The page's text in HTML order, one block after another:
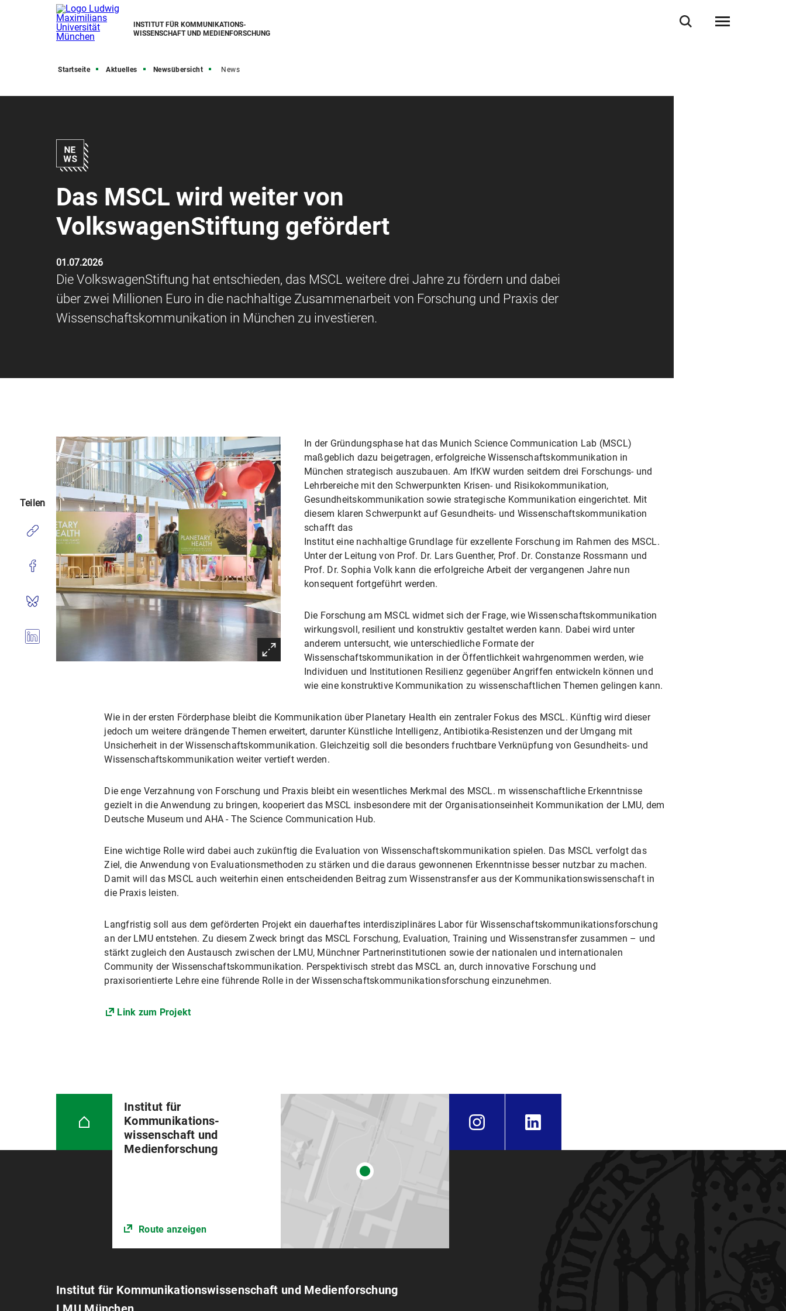
INSTITUT FÜR KOMMUNIKATIONS­
WISSENSCHAFT UND MEDIEN­FORSCHUNG
Startseite Aktuelles Newsübersicht News
Das MSCL wird weiter von
VolkswagenStiftung gefördert
01.07.2026
Die VolkswagenStiftung hat entschieden, das MSCL weitere drei Jahre zu fördern und dabei
über zwei Millionen Euro in die nachhaltige Zusammenarbeit von Forschung und Praxis der
Wissenschaftskommunikation in München zu investieren.
In der Gründungsphase hat das Munich Science Communication Lab (MSCL)
maßgeblich dazu beigetragen, erfolgreiche Wissenschaftskommunikation in
München strategisch auszubauen. Am IfKW wurden seitdem drei Forschungs- und
Lehrbereiche mit den Schwerpunkten Krisen- und Risikokommunikation,
Gesundheitskommunikation sowie strategische Kommunikation eingerichtet. Mit
diesem klaren Schwerpunkt auf Gesundheits- und Wissenschaftskommunikation
schafft das
Institut eine nachhaltige Grundlage für exzellente Forschung im Rahmen des MSCL.
Unter der Leitung von Prof. Dr. Lars Guenther, Prof. Dr. Constanze Rossmann und
Prof. Dr. Sophia Volk kann die erfolgreiche Arbeit der vergangenen Jahre nun
konsequent fortgeführt werden.
Die Forschung am MSCL widmet sich der Frage, wie Wissenschaftskommunikation
wirkungsvoll, resilient und konstruktiv gestaltet werden kann. Dabei wird unter
anderem untersucht, wie unterschiedliche Formate der
Wissenschaftskommunikation in der Öffentlichkeit wahrgenommen werden, wie
Individuen und Institutionen Resilienz gegenüber Angriffen entwickeln können und
wie eine konstruktive Kommunikation zu wissenschaftlichen Themen gelingen kann.
Wie in der ersten Förderphase bleibt die Kommunikation über Planetary Health ein zentraler Fokus des MSCL. Künftig wird dieser
jedoch um weitere drängende Themen erweitert, darunter Künstliche Intelligenz, Antibiotika-Resistenzen und der Umgang mit
Unsicherheit in der Wissenschaftskommunikation. Gleichzeitig soll die besonders fruchtbare Verknüpfung von Gesundheits- und
Wissenschaftskommunikation weiter vertieft werden.
Die enge Verzahnung von Forschung und Praxis bleibt ein wesentliches Merkmal des MSCL. m wissenschaftliche Erkenntnisse
gezielt in die Anwendung zu bringen, kooperiert das MSCL insbesondere mit der Organisationseinheit Kommunikation der LMU, dem
Deutsche Museum und AHA - The Science Communication Hub.
Eine wichtige Rolle wird dabei auch zukünftig die Evaluation von Wissenschaftskommunikation spielen. Das MSCL verfolgt das
Ziel, die Anwendung von Evaluationsmethoden zu stärken und die daraus gewonnenen Erkenntnisse besser nutzbar zu machen.
Damit will das MSCL auch weiterhin einen entscheidenden Beitrag zum Wissenstransfer aus der Kommunikationswissenschaft in
die Praxis leisten.
Langfristig soll aus dem geförderten Projekt ein dauerhaftes interdisziplinäres Labor für Wissenschaftskommunikationsforschung
an der LMU entstehen. Zu diesem Zweck bringt das MSCL Forschung, Evaluation, Training und Wissenstransfer zusammen – und
stärkt zugleich den Austausch zwischen der LMU, Münchner Partnerinstitutionen sowie der nationalen und internationalen
Community der Wissenschaftskommunikation. Perspektivisch strebt das MSCL an, durch innovative Forschung und
praxisorientierte Lehre eine führende Rolle in der Wissenschaftskommunikationsforschung einzunehmen.
Link zum Projekt
Teilen
Institut für
Kommunikations­
wissenschaft und
Medienforschung
Route anzeigen
Institut für Kommunikations­wissenschaft und Medien­forschung